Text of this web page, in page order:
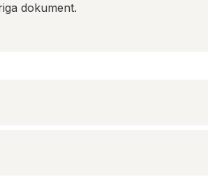
dokument.